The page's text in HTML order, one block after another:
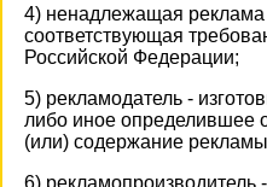
4) ненадлежащая реклама
соответствующая
Российской Федерации;
5) рекламодатель -
либо иное определившее
(или) содержание